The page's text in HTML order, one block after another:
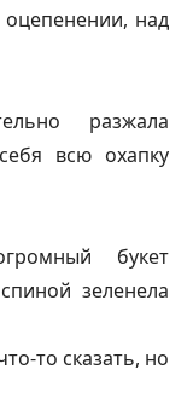
над
разжала
всю охапку
букет
зеленела
то сказать, но